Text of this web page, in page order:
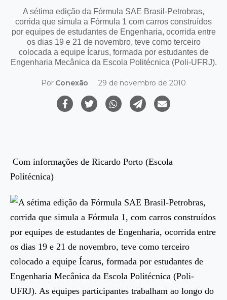
A sétima edição da Fórmula SAE Brasil-Petrobras,
corrida que simula a Fórmula 1 com carros construídos
por equipes de estudantes de Engenharia, ocorrida entre
os dias 19 e 21 de novembro, teve como terceiro
colocada a equipe Ícarus, formada por estudantes de
Engenharia Mecânica da Escola Politécnica (Poli-UFRJ).
Por Conexão 29 de novembro de 2010
Com informações de Ricardo Porto (Escola
Politécnica)
A sétima edição da Fórmula SAE Brasil-Petrobras,
corrida que simula a Fórmula 1, com carros construídos
por equipes de estudantes de Engenharia, ocorrida entre
os dias 19 e 21 de novembro, teve como terceiro
colocado a equipe Ícarus, formada por estudantes de
Engenharia Mecânica da Escola Politécnica (Poli-
UFRJ). As equipes participantes trabalham ao longo do